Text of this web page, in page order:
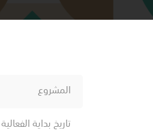
المشروع
تاريخ بداية الفعالية